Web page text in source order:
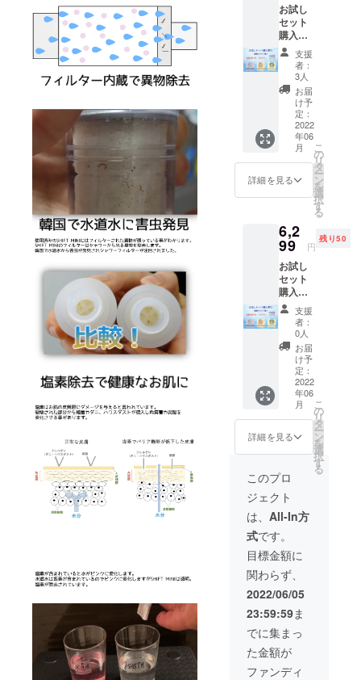
お試し
セット
購入割
引 香り
3種類を
各一つ
セット
購入
20％OF
F 先着
10名様
ALICE
：ハー
ブと濃
厚な
の香り
FRUIT
：爽や
かなグ
レープ
フルー
ツの香
り
FORES
T：落ち
着いた
ウッ
ディな
香り
支援
者：
3人
お届
け予
定：
2022
年06
月
詳細を見る
こ
の
リ
タ
ー
ン
を
選
択
す
る
6,2
99 円
残り50
お試し
セット
購入割
引 香り
3種類を
各一つ
セット
購入
17％OF
F 先着
50名様
ALICE
：ハー
ブと濃
厚な
ローズ
の香り
FRUIT
：爽や
かなグ
レープ
フルー
ツの香
り
FORES
T：落ち
着いた
ウッ
ディな
香り
支援
者：
0人
お届
け予
定：
2022
年06
月
詳細を見る
こ
の
リ
タ
ー
ン
を
選
択
す
る
このプロ
ジェクト
は、 All-In方
式です。
目標金額に
関わらず、
2022/06/05
23:59:59ま
でに集まっ
た金額が
ファンディ